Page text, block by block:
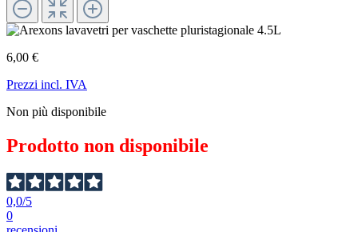
6,00 €
Prezzi incl. IVA
Non più disponibile
Prodotto non disponibile
0,0/5
0